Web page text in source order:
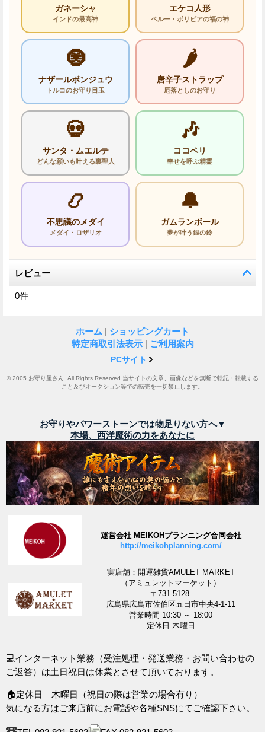
ガネーシャ
インドの最高神
エケコ人形
ペルー・ボリビアの福の神
🧿
ナザールボンジュウ
トルコのお守り目玉
🌶️
唐辛子ストラップ
厄落としのお守り
💀
サンタ・ムエルテ
どんな願いも叶える裏聖人
🎶
ココペリ
幸せを呼ぶ精霊
📿
不思議のメダイ
メダイ・ロザリオ
🔔
ガムランボール
夢が叶う銀の鈴
レビュー
0件
ホーム | ショッピングカート
特定商取引法表示 | ご利用案内
PCサイト
© 2005 お守り屋さん. All Rights Reserved 当サイトの文章、画像などを無断で転記・転載する
こと及びオークション等での転売を一切禁止します。
お守りやパワーストーンでは物足りない方へ▼
本場、西洋魔術の力をあなたに
運営会社 MEIKOHプランニング合同会社
http://meikohplanning.com/
実店舗：開運雑貨AMULET MARKET
（アミュレットマーケット）
〒731-5128
広島県広島市佐伯区五日市中央4-1-11
営業時間 10:30 ～ 18:00
定休日 木曜日
💻インターネット業務（受注処理・発送業務・お問い合わせの
ご返答）は土日祝日は休業とさせて頂いております。
🏠定休日 木曜日（祝日の際は営業の場合有り）
気になる方はご来店前にお電話や各種SNSにてご確認下さい。